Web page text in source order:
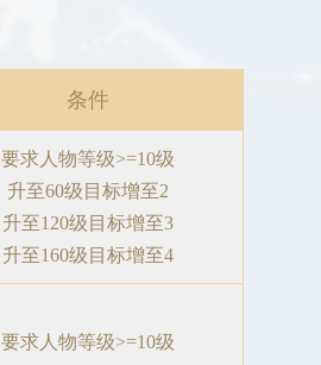
条件
要求人物等级>=10级
升至60级目标增至2
升至120级目标增至3
升至160级目标增至4
要求人物等级>=10级